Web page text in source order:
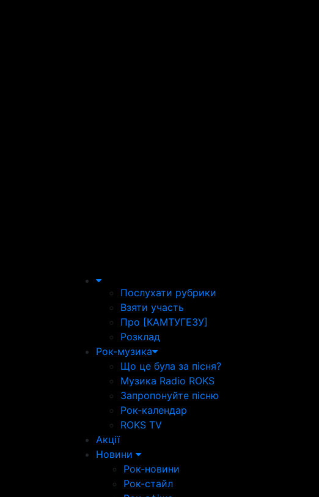
Послухати рубрики
Взяти участь
Про [КАМТУГЕЗУ]
Розклад
Рок-музика
Що це була за пісня?
Музика Radio ROKS
Запропонуйте пісню
Рок-календар
ROKS TV
Акції
Новини
Рок-новини
Рок-стайл